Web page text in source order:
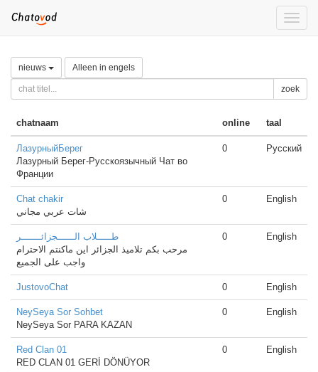
Toggle
nieuws Alleen in engels
zoek
chatnaam online taal
ЛазурныйБерег
Лазурный Берег-Русскоязычный Чат во
Франции
0 Русский
Chat chakir
شات عربي مجاني
0 English
طـــــلاب الــــــجزائـــــــر
مرحب بكم تلاميذ الجزائر اين ماكنتم الاحترام
واجب على الجميع
0 English
JustovoChat 0 English
NeySeya Sor Sohbet
NeySeya Sor PARA KAZAN
0 English
Red Clan 01
RED CLAN 01 GERİ DÖNÜYOR
0 English